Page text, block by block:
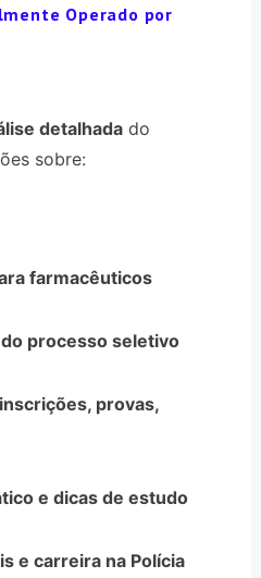
Operado por
detalhadado
sobre:
farmacêuticos
processo seletivo
provas,
e dicas de estudo
e carreira na Polícia